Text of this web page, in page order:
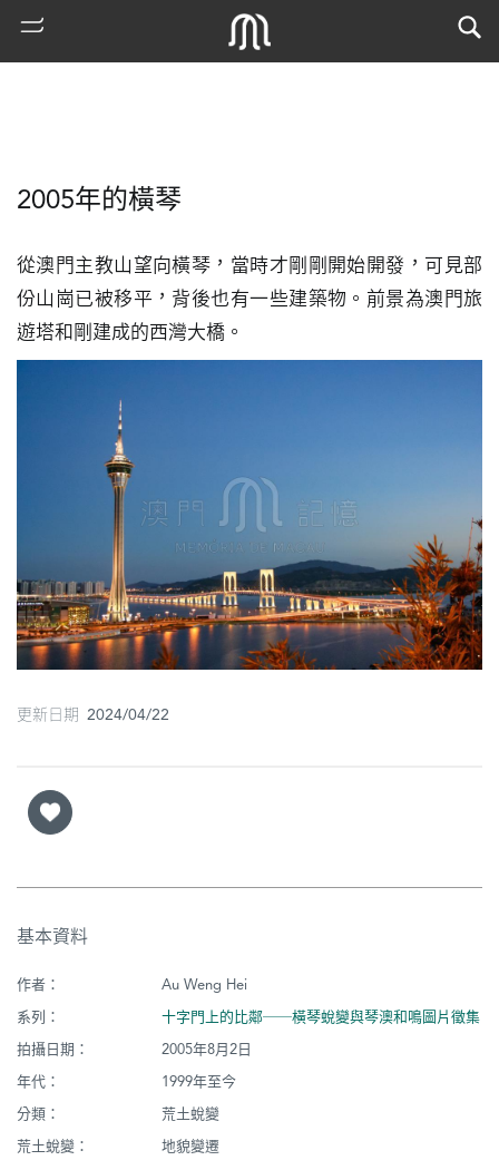
熱
媽
閣
寺
街
2005年的橫琴
從澳門主教山望向橫琴，當時才剛剛開始開發，可見部
份山崗已被移平，背後也有一些建築物。前景為澳門旅
遊塔和剛建成的西灣大橋。
更新日期 2024/04/22
基本資料
作者：
Au Weng Hei
系列：
十字門上的比鄰──橫琴蛻變與琴澳和鳴圖片徵集
拍攝日期：
2005年8月2日
年代：
1999年至今
分類：
荒土蛻變
荒土蛻變：
地貌變遷